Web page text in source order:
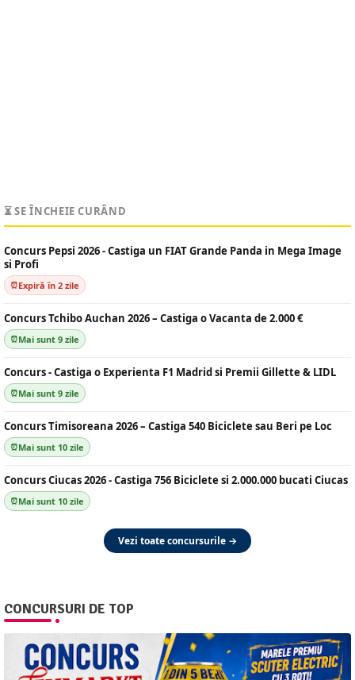
⏳ SE ÎNCHEIE CURÂND
Concurs Pepsi 2026 - Castiga un FIAT Grande Panda in Mega Image
si Profi
Expiră în 2 zile
Concurs Tchibo Auchan 2026 – Castiga o Vacanta de 2.000 €
Mai sunt 9 zile
Concurs - Castiga o Experienta F1 Madrid si Premii Gillette & LIDL
Mai sunt 9 zile
Concurs Timisoreana 2026 – Castiga 540 Biciclete sau Beri pe Loc
Mai sunt 10 zile
Concurs Ciucas 2026 - Castiga 756 Biciclete si 2.000.000 bucati Ciucas
Mai sunt 10 zile
Vezi toate concursurile →
CONCURSURI DE TOP